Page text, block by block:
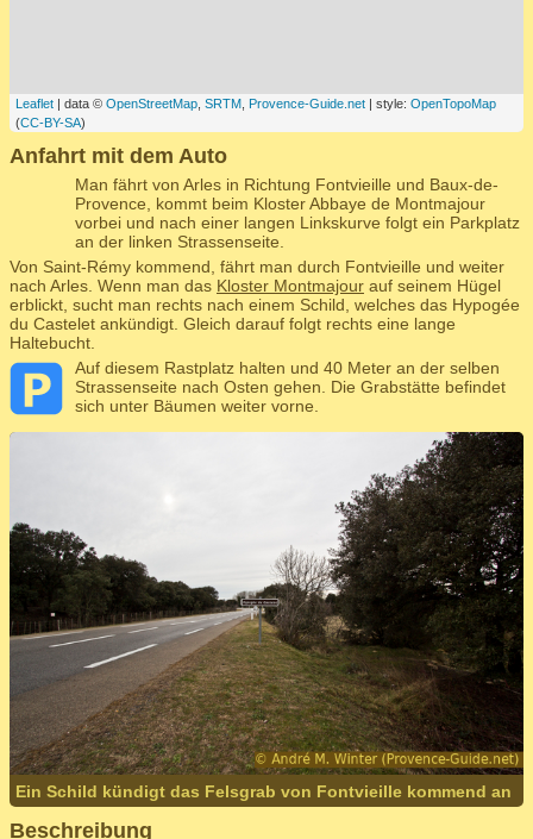
Leaflet | data © OpenStreetMap SRTM Provence-Guide.net | style: OpenTopoMap
(CC-BY-SA)
Anfahrt mit dem Auto
Man fährt von Arles in Richtung Fontvieille und Baux-de-
Provence, kommt beim Kloster Abbaye de Montmajour
vorbei und nach einer langen Linkskurve folgt ein Parkplatz
an der linken Strassenseite.
Von Saint-Rémy kommend, fährt man durch Fontvieille und weiter
nach Arles. Wenn man das Kloster Montmajour auf seinem Hügel
erblickt, sucht man rechts nach einem Schild, welches das Hypogée
du Castelet ankündigt. Gleich darauf folgt rechts eine lange
Haltebucht.
Auf diesem Rastplatz halten und 40 Meter an der selben
Strassenseite nach Osten gehen. Die Grabstätte befindet
sich unter Bäumen weiter vorne.
Ein Schild kündigt das Felsgrab von Fontvieille kommend an
Beschreibung